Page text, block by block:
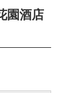
園酒店